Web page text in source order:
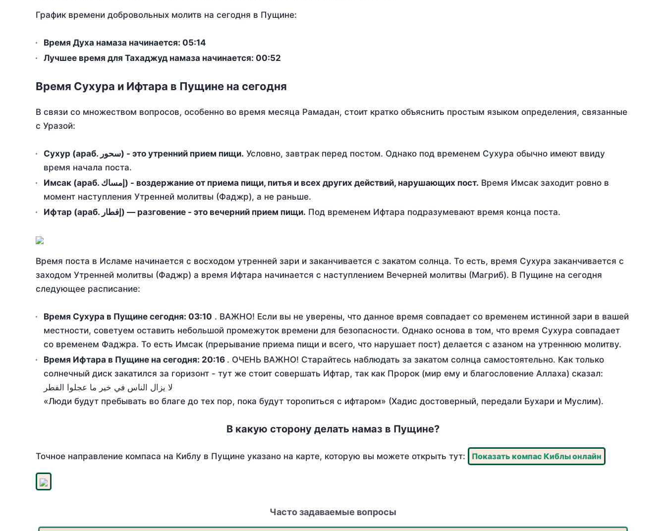
График времени добровольных молитв на сегодня в Пущине:
Время Духа намаза начинается: 05:14
Лучшее время для Тахаджуд намаза начинается: 00:52
Время Сухура и Ифтара в Пущине на сегодня
В связи со множеством вопросов, особенно во время месяца Рамадан, стоит кратко объяснить простым языком определения, связанные
с Уразой:
Сухур (араб. سحور) - это утренний прием пищи. Условно, завтрак перед постом. Однако под временем Сухура обычно имеют ввиду
время начала поста.
Имсак (араб. إمساك) - воздержание от приема пищи, питья и всех других действий, нарушающих пост. Время Имсак заходит ровно в
момент наступления Утренней молитвы (Фаджр), а не раньше.
Ифтар (араб. إفطار) — разговение - это вечерний прием пищи. Под временем Ифтара подразумевают время конца поста.
Время поста в Исламе начинается с восходом утренней зари и заканчивается с закатом солнца. То есть, время Сухура заканчивается с
заходом Утренней молитвы (Фаджр) а время Ифтара начинается с наступлением Вечерней молитвы (Магриб). В Пущине на сегодня
следующее расписание:
Время Сухура в Пущине сегодня: 03:10 . ВАЖНО! Если вы не уверены, что данное время совпадает со временем истинной зари в вашей
местности, советуем оставить небольшой промежуток времени для безопасности. Однако основа в том, что время Сухура совпадает
со временем Фаджра. То есть Имсак (прерывание приема пищи и всего, что нарушает пост) делается с азаном на утреннюю молитву.
Время Ифтара в Пущине на сегодня: 20:16 . ОЧЕНЬ ВАЖНО! Старайтесь наблюдать за закатом солнца самостоятельно. Как только
солнечный диск закатился за горизонт - тут же стоит совершать Ифтар, так как Пророк (мир ему и благословение Аллаха) сказал:
لا يزال الناس في خير ما عجلوا الفطر
«Люди будут пребывать во благе до тех пор, пока будут торопиться с ифтаром» (Хадис достоверный, передали Бухари и Муслим).
В какую сторону делать намаз в Пущине?
Точное направление компаса на Киблу в Пущине указано на карте, которую вы можете открыть тут: Показать компас Киблы онлайн
Часто задаваемые вопросы